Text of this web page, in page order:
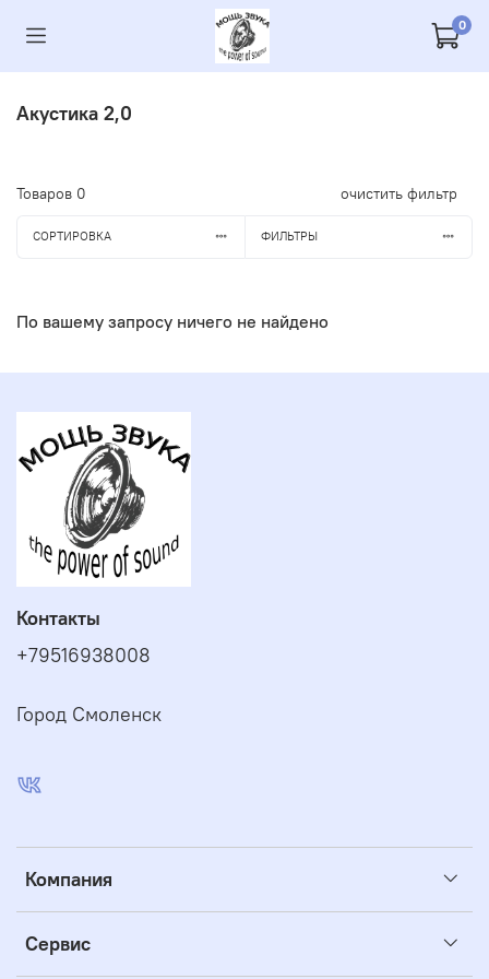
0
Акустика 2,0
Товаров 0 очистить фильтр
СОРТИРОВКА ФИЛЬТРЫ
По вашему запросу ничего не найдено
Компания
Сервис
Контакты
+79516938008
Город Смоленск